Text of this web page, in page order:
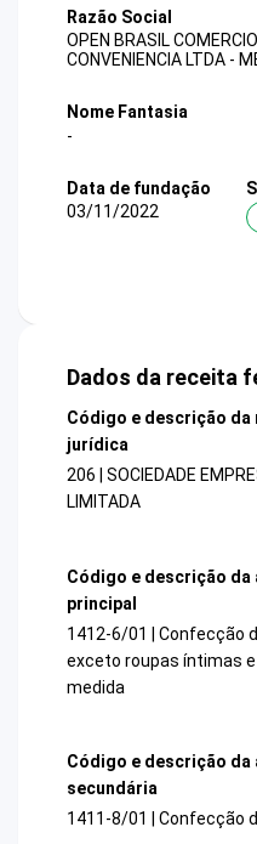
Razão Social
OPEN BRASIL
CONVENIENCIA LTDA -
Nome Fantasia
-
Data de fundação
03/11/2022
Dados da receita
Código e descrição da
jurídica
206 | SOCIEDADE
LIMITADA
Código e descrição
principal
1412-6/01 | Confecção
exceto roupas íntimas
medida
Código e descrição
secundária
1411-8/01 | Confecção